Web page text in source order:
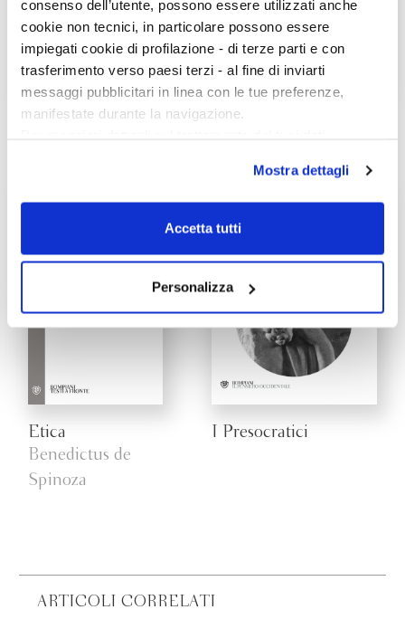
consenso dell’utente, possono essere utilizzati anche
cookie non tecnici, in particolare possono essere
impiegati cookie di profilazione - di terze parti e con
trasferimento verso paesi terzi - al fine di inviarti
messaggi pubblicitari in linea con le tue preferenze,
manifestate durante la navigazione.
scelte privacy sui cookie, ti invitiamo a prendere visione
dell’informativa cookie.
Chiudendo il banner tramite la “X” prosegui la
dei soli cookie tecnici. Selezionando “Accetta tutti” presti
il tuo consenso alla profilazione che potrai revocare in
ogni momentoRevoca
Mostra dettagli
Accetta tutti
Personalizza
Metafisica
La città di Dio
Etica
Benedictus de
Spinoza
I Presocratici
ARTICOLI CORRELATI